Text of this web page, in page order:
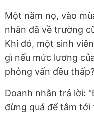
Một năm nọ, vào
nhân đã về trường
Khi đó, một sinh
gì nếu mức lương
phỏng vấn đều
Doanh nhân trả lời:
đừng quá để tâm tới